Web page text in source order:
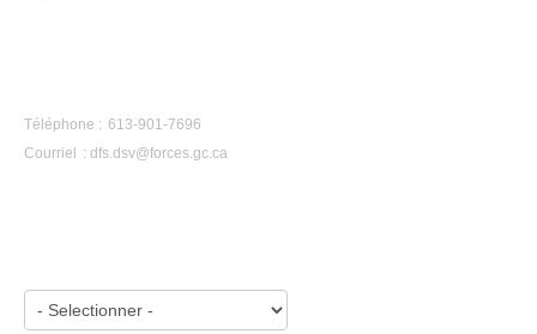
Téléphone : 613-901-7696
Courriel : dfs.dsv@forces.gc.ca